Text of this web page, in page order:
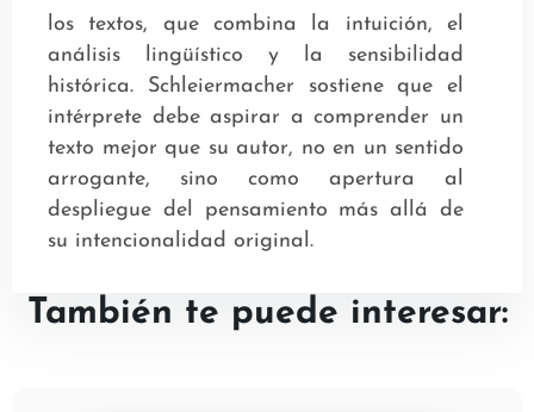
los textos, que combina la intuición, el
análisis lingüístico y la sensibilidad
histórica. Schleiermacher sostiene que el
intérprete debe aspirar a comprender un
texto mejor que su autor, no en un sentido
arrogante, sino como apertura al
despliegue del pensamiento más allá de
su intencionalidad original.
También te puede interesar: